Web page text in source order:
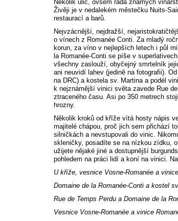
Několik ulic, ovšem řada známých
Živěji je v nedalekém městečku Nuits-
restaurací a barů.
Nejvzácnější, nejdražší,
o vínech z Romanée Conti. Za mladý
korun, za víno v nejlepších letech i půl
la Romanée-Conti se píše v
všechny zaslouží, obyčejný smrtelník
ani neuvidí lahev (jedině na fotografii).
na DRC) a kostela sv. Martina a podél
k nejznámější vinici světa zavede Rue
ztraceného času. Asi po 350 metrech
hrozny.
Několik kroků od kříže vítá hosty nápis
majitelé chápou, proč jich sem přichází
silničkách a nevstupovali do vinic.
skleničky, posadíte se na nízkou zídku,
užijete nějaké jiné a dostupnější
pohledem na práci lidí a koní na vinici.
U kříže, vesnice Vosne-Romanée a
Domaine de la Romanée-Conti a kostel
Rue de Temps Perdu a Domaine de la
Vesnice Vosne-Romanée a vinice